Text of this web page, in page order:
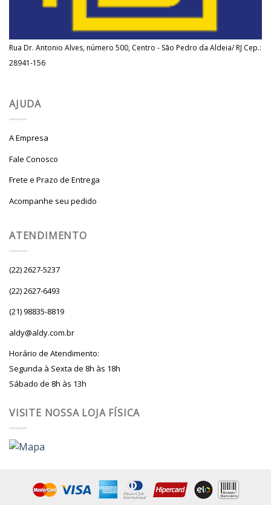
Rua Dr. Antonio Alves, número 500, Centro - São Pedro da Aldeia/ RJ Cep.:
28941-156
AJUDA
A Empresa
Fale Conosco
Frete e Prazo de Entrega
Acompanhe seu pedido
ATENDIMENTO
(22) 2627-5237
(22) 2627-6493
(21) 98835-8819
aldy@aldy.com.br
Horário de Atendimento:
Segunda à Sexta de 8h às 18h
Sábado de 8h às 13h
VISITE NOSSA LOJA FÍSICA